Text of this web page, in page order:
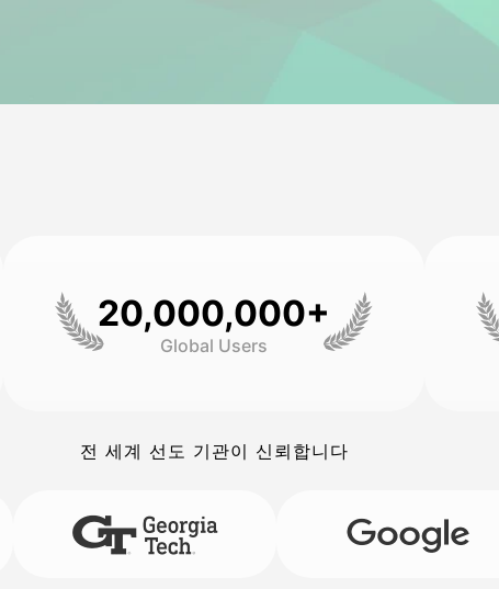
20,000,000+
Global Users
전 세계 선도 기관이 신뢰합니다